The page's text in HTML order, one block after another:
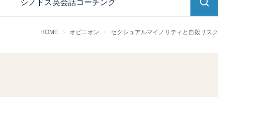
HOME オピニオン セクシュアルマイノリティと自殺リスク